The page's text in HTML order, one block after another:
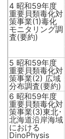
4 昭和59年度
重要貝類毒化対
策事業(1)毒化
モニタリング調
査(要約)
5 昭和59年度
重要貝類毒化対
策事業(2) 広域
分布調査(要約)
6 昭和59年度
重要貝類毒化対
策事業(3)東北･
北海道沿岸海域
における
DinoPhysis